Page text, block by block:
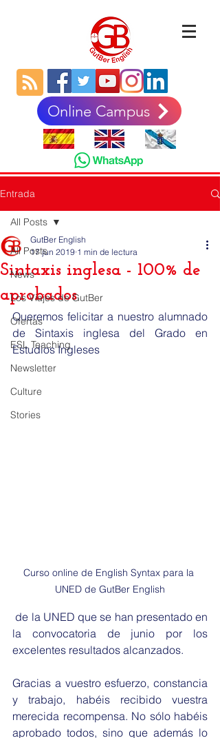
Online Campus
Entrada
All Posts
News
Los Viajes de GutBer
Ofertas
ESL Teaching
Newsletter
Culture
Stories
All Posts
Sintaxis inglesa - 100% de
aprobados
GutBer English
17 jun 2019 1 min de lectura
Queremos felicitar a nuestro alumnado
de Sintaxis inglesa del Grado en
Estudios Ingleses
Curso online de English Syntax para la
UNED de GutBer English
la convocatoria de junio por los
excelentes resultados alcanzados.
Gracias a vuestro esfuerzo, constancia
y trabajo, habéis recibido vuestra
merecida recompensa. No sólo habéis
aprobado todos, sino que además lo